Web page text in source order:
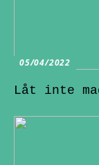
05/04/2022
Låt inte